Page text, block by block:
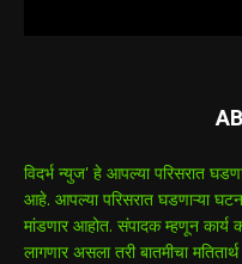
विदर्भ न्युज' हे आपल्या परिसरात
आहे. आपल्या परिसरात घडणाऱ्या
मांडणार आहोत. संपादक म्हणून कार्य
लागणार असला तरी बातमीचा